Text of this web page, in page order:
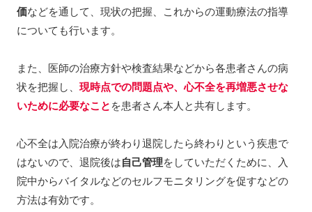
価などを通して、現状の把握、これからの運動療法の指導
についても行います。
また、医師の治療方針や検査結果などから各患者さんの病
状を把握し、 現時点での問題点や、心不全を再増悪させな
いために必要なこと を患者さん本人と共有します。
心不全は入院治療が終わり退院したら終わりという疾患で
はないので、退院後は自己管理をしていただくために、入
院中からバイタルなどのセルフモニタリングを促すなどの
方法は有効です。